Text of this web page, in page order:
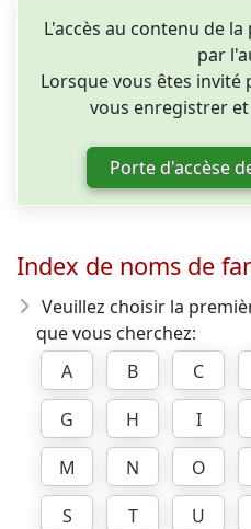
L'accès au contenu de
par
Lorsque vous êtes invité
vous enregistrer
Porte d'accèse
Index de noms de
Veuillez choisir la
que vous cherchez:
A
B C
G
H I
M
N O
S
T U